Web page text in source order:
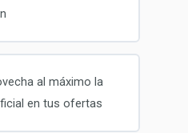
al máximo la
en tus ofertas